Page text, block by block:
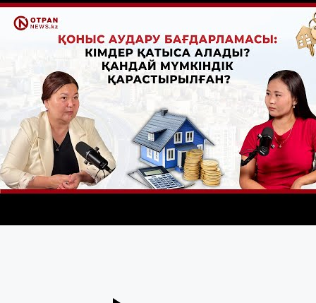
жобалау компаниясы мен "Das Buildings" ЖШС
санатты жобалау, құрылыс-монтаждау, инженерлік
ізденістер және экологиялық жобалау бағыттарында
жұмыс жүргізетін білікті маман. Оның жетекшілігімен
қаласындағы көптеген тұрғын үй кешендері мен түрлі
мақсаттағы ғимараттардың жобалары әзірленіп, жүзеге
асқан. Тұрақты айдарымызда Дастан Иманғазиевпен
құрылыс саласының бүгінгі тынысы, заманға сай жобалау
үрдісі, кәсіпкерлік жолы, сондай-ақ өңірдегі құрылыс
саласының даму қарқыны жөнінде әңгімелестік.